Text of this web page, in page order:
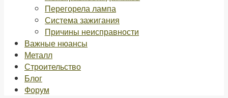
Перегорела лампа
Система зажигания
Причины неисправности
Важные нюансы
Металл
Строительство
Блог
Форум